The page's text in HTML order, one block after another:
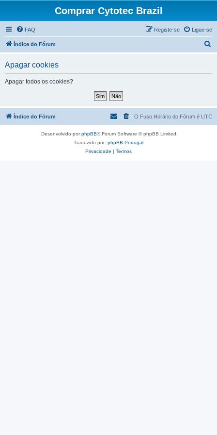
Comprar Cytotec Brazil
FAQ Ligue-se
Registe-se
Índice do Fórum
a
Apagar cookies
Apagar todos os cookies?
Índice do Fórum O Fuso Horário do Fórum é UTC
Desenvolvido porphpBB® Forum Software © phpBB Limited
Traduzido por: phpBB Portugal
Privacidade | Termos